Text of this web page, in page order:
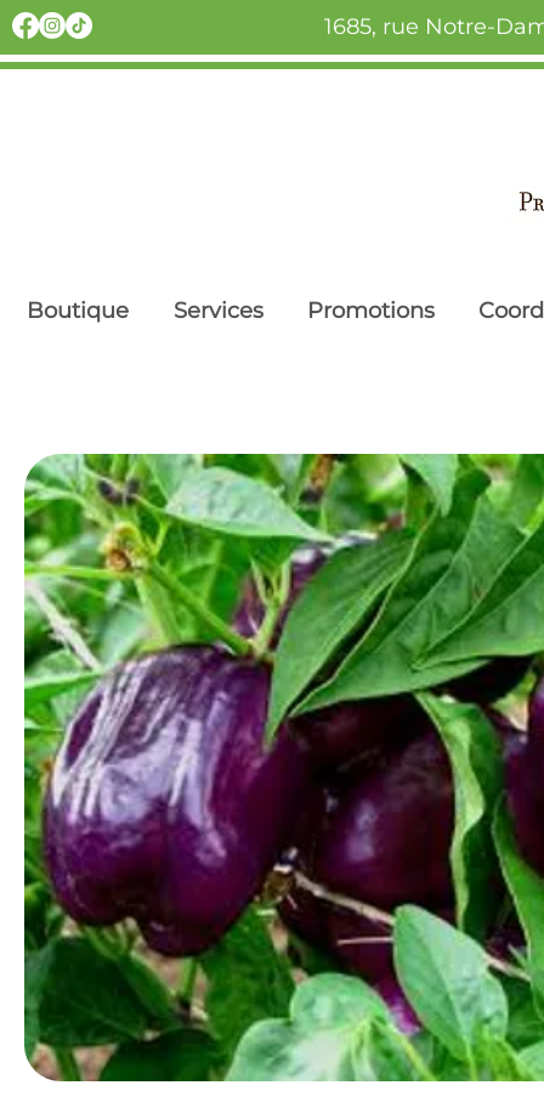
1685, rue Notre-
Boutique Services Promotions